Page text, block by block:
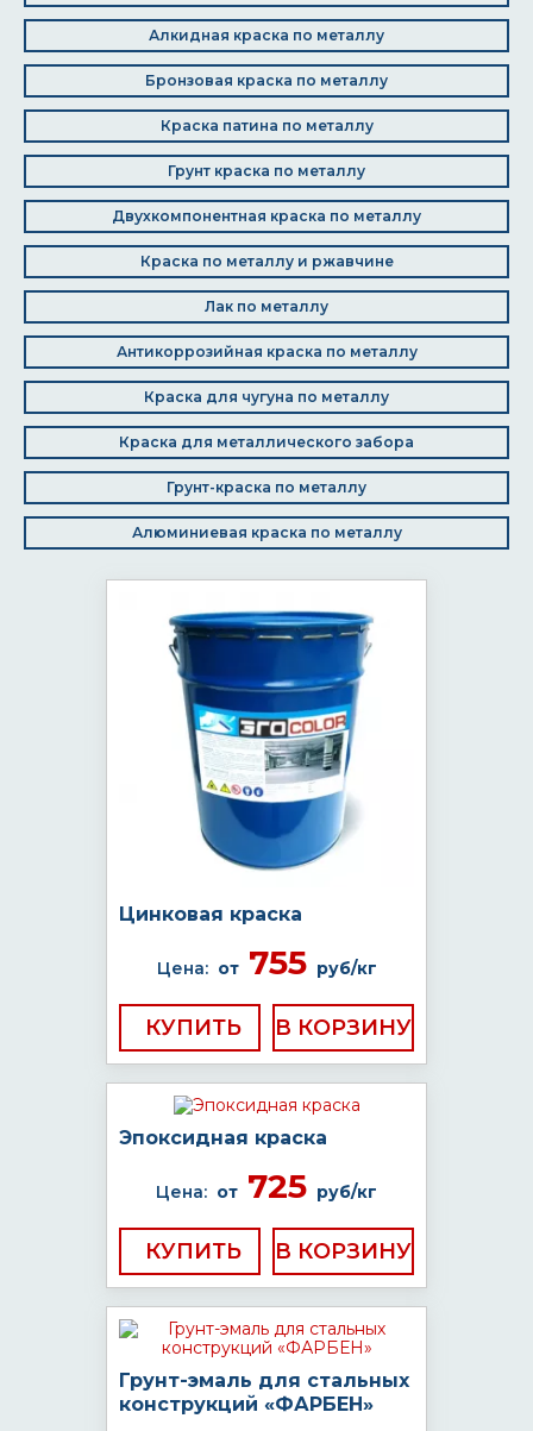
Алкидная краска по металлу
Бронзовая краска по металлу
Краска патина по металлу
Грунт краска по металлу
Двухкомпонентная краска по металлу
Краска по металлу и ржавчине
Лак по металлу
Антикоррозийная краска по металлу
Краска для чугуна по металлу
Краска для металлического забора
Грунт-краска по металлу
Алюминиевая краска по металлу
Цинковая краска
Цена: от755 руб/кг
КУПИТЬ
Эпоксидная краска
Цена: от 725 руб/кг
КУПИТЬ
Грунт-эмаль для стальных
конструкций «ФАРБЕН»